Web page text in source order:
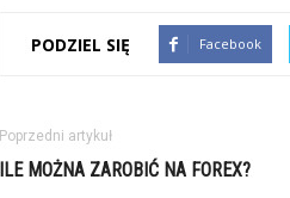
PODZIEL SIĘ Facebook
Poprzedni artykuł
ILE MOŻNA ZAROBIĆ NA FOREX?